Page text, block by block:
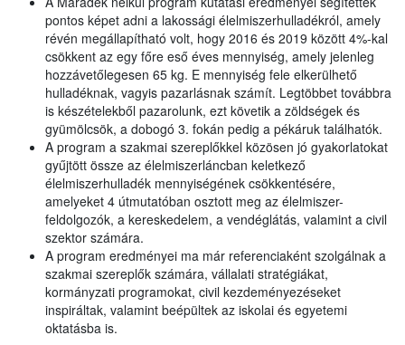
pontos képet adni a lakossági élelmiszerhulladékról, amely
révén megállapítható volt, hogy 2016 és 2019 között 4%-kal
csökkent az egy főre eső éves mennyiség, amely jelenleg
hozzávetőlegesen 65 kg. E mennyiség fele elkerülhető
hulladéknak, vagyis pazarlásnak számít. Legtöbbet továbbra
is készételekből pazarolunk, ezt követik a zöldségek és
gyümölcsök, a dobogó 3. fokán pedig a pékáruk találhatók.
A program a szakmai szereplőkkel közösen jó gyakorlatokat
gyűjtött össze az élelmiszerláncban keletkező
élelmiszerhulladék mennyiségének csökkentésére,
amelyeket 4 útmutatóban osztott meg az élelmiszer-
feldolgozók, a kereskedelem, a vendéglátás, valamint a civil
szektor számára.
A program eredményei ma már referenciaként szolgálnak a
szakmai szereplők számára, vállalati stratégiákat,
kormányzati programokat, civil kezdeményezéseket
inspiráltak, valamint beépültek az iskolai és egyetemi
oktatásba is.